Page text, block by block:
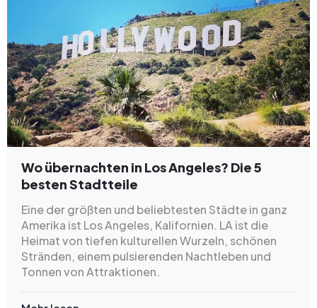
Wo übernachten in Los Angeles? Die 5
besten Stadtteile
Eine der größten und beliebtesten Städte in ganz
Amerika ist Los Angeles, Kalifornien. LA ist die
Heimat von tiefen kulturellen Wurzeln, schönen
Stränden, einem pulsierenden Nachtleben und
Tonnen von Attraktionen.